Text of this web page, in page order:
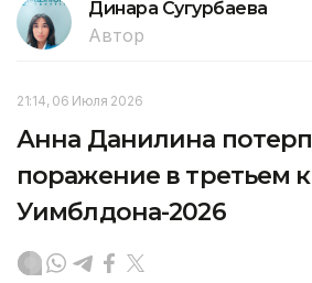
Динара Сугурбаева
Автор
21:14, 06 Июля 2026
Анна Данилина
поражение в третьем
Уимблдона-2026